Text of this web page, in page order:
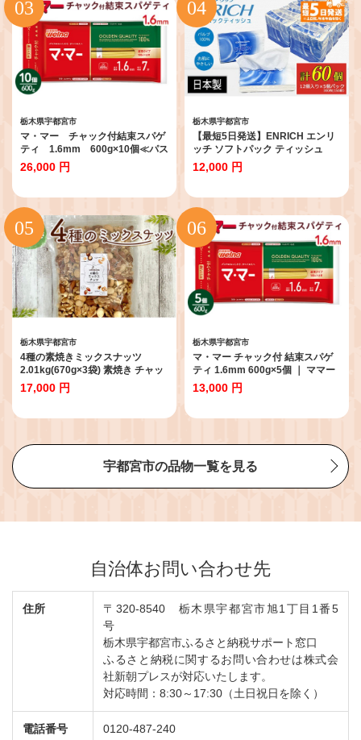
餃子 グルメ おかず おつまみ 簡単
時短 送料無料 栃木県
餃子 有名店 人気餃子 名物餃子 行
列 お取り寄せ餃子 グルメ おかず
おつまみ 簡単 時短 送料無料 栃木
県
栃木県宇都宮市
マ・マー チャック付結束スパゲ
ティ 1.6mm 600g×10個≪パス
タ パスタ麺 スパゲティ 国産 ≫
26,000 円
栃木県宇都宮市
【最短5日発送】ENRICH エンリ
ッチ ソフトパック ティッシュ
300枚（150組）5パック×12個入
り 計60個【日本製】| 日用品 消耗
ィッシュペーパー 60個
12,000 円
栃木県宇都宮市
4種の素焼きミックスナッツ
2.01kg(670g×3袋) 素焼き チャッ
ク付き 健康 美容 直火焙煎 煎りた
て うさぎや くるみ アーモンド マ
17,000 円
栃木県宇都宮市
マ・マー チャック付 結束スパゲ
ティ 1.6mm 600g×5個 ｜ ママー
日清製粉ウェルナ パスタ チャッ
ク 結束 結束タイプ パスタ麺 スパ
ディナー 時短 お手軽 国産 乾麺 麺
翔平 ドジャース
13,000 円
宇都宮市の品物一覧を見る
自治体お問い合わせ先
住所
〒320-8540 栃木県宇都宮市旭1丁目1番5
号
栃木県宇都宮市ふるさと納税サポート窓口
ふるさと納税に関するお問い合わせは株式会
社新朝プレスが対応いたします。
対応時間：8:30～17:30（土日祝日を除く）
電話番号 0120-487-240